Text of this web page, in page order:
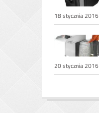
18 stycznia 2016
20 stycznia 2016